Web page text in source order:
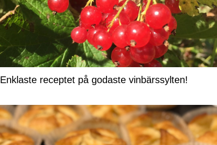
Enklaste receptet på godaste vinbärssylten!